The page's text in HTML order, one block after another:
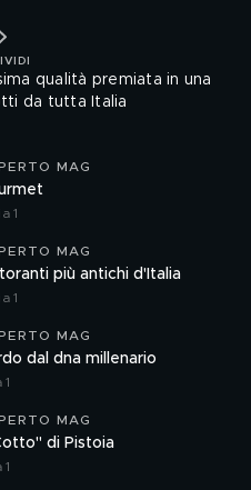
qualità premiata in una
da tutta Italia
MAG
1
MAG
più antichi d'Italia
1
MAG
dal dna millenario
MAG
di Pistoia